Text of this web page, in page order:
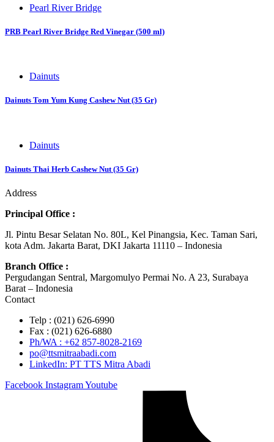
Pearl River Bridge
PRB Pearl River Bridge Red Vinegar (500 ml)
Dainuts
Dainuts Tom Yum Kung Cashew Nut (35 Gr)
Dainuts
Dainuts Thai Herb Cashew Nut (35 Gr)
Address
Principal Office :
Jl. Pintu Besar Selatan No. 80L, Kel Pinangsia, Kec. Taman Sari,
kota Adm. Jakarta Barat, DKI Jakarta 11110 – Indonesia
Branch Office :
Pergudangan Sentral, Margomulyo Permai No. A 23, Surabaya
Barat – Indonesia
Contact
Telp : (021) 626-6990
Fax : (021) 626-6880
Ph/WA : +62 857-8028-2169
po@ttsmitraabadi.com
LinkedIn: PT TTS Mitra Abadi
Facebook InstagramYoutube